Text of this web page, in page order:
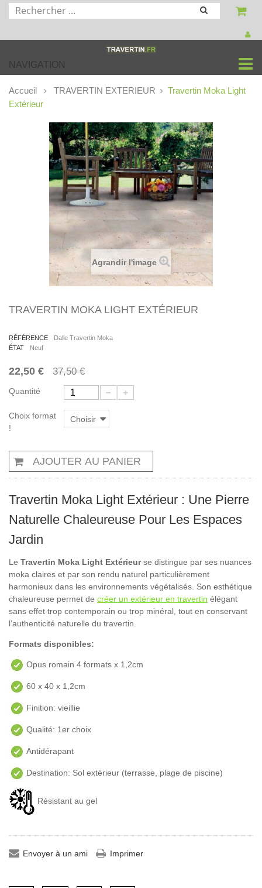
NAVIGATION
Accueil TRAVERTIN EXTERIEUR
Travertin Moka Light
Extérieur
Agrandir l'image
TRAVERTIN MOKA LIGHT EXTÉRIEUR
RÉFÉRENCE
Dalle Travertin Moka
ÉTAT
Neuf
22,50 € 37,50 €
Quantité
Choix format
!
Choisir
AJOUTER AU PANIER
Travertin Moka Light Extérieur : Une Pierre
Naturelle Chaleureuse Pour Les Espaces
Jardin
Le Travertin Moka Light Extérieurse distingue par ses nuances
moka claires et par son rendu naturel particulièrement
harmonieux dans les environnements végétalisés. Son esthétique
chaleureuse permet de créer un extérieur en travertin élégant
sans effet trop contemporain ou trop minéral, tout en conservant
l’authenticité naturelle du travertin.
Formats disponibles:
Opus romain 4 formats x 1,2cm
60 x 40 x 1,2cm
Finition: vieillie
Qualité: 1er choix
Antidérapant
Destination: Sol extérieur (terrasse, plage de piscine)
Résistant au gel
Envoyer à un ami Imprimer